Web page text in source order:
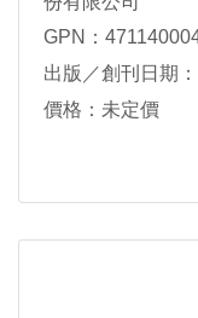
GPN：
出版／創刊日期
價格：未定價